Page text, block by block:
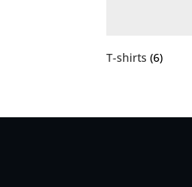
T-shirts(6)